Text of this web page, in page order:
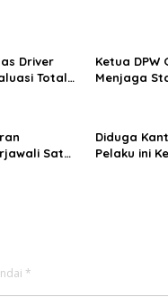
Driver
Total
Ketua
Menjaga
Sat
Diduga
Pelaku ini
*